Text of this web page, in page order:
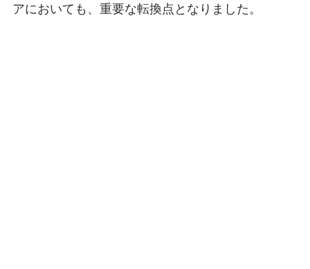
アにおいても、重要な転換点となりました。